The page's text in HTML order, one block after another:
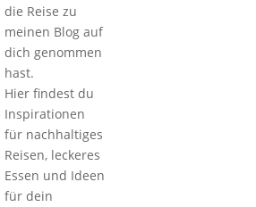
die Reise zu
meinen Blog auf
dich genommen
hast.
Hier findest du
Inspirationen
für nachhaltiges
Reisen, leckeres
Essen und Ideen
für dein